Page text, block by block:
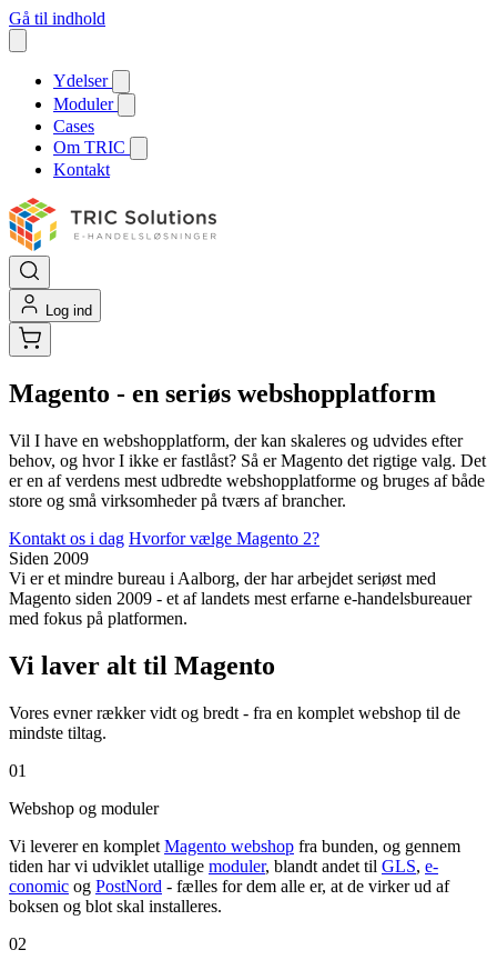
Gå til indhold
Ydelser
Moduler
Cases
Om TRIC
Kontakt
Log ind
Magento - en seriøs webshopplatform
Vil I have en webshopplatform, der kan skaleres og udvides efter
behov, og hvor I ikke er fastlåst? Så er Magento det rigtige valg. Det
er en af verdens mest udbredte webshopplatforme og bruges af både
store og små virksomheder på tværs af brancher.
Kontakt os i dag Hvorfor vælge Magento 2?
Siden 2009
Vi er et mindre bureau i Aalborg, der har arbejdet seriøst med
Magento siden 2009 - et af landets mest erfarne e-handelsbureauer
med fokus på platformen.
Vi laver alt til Magento
Vores evner rækker vidt og bredt - fra en komplet webshop til de
mindste tiltag.
01
Webshop og moduler
Vi leverer en komplet Magento webshop fra bunden, og gennem
tiden har vi udviklet utallige moduler, blandt andet til GLS, e-
conomic og PostNord - fælles for dem alle er, at de virker ud af
boksen og blot skal installeres.
02